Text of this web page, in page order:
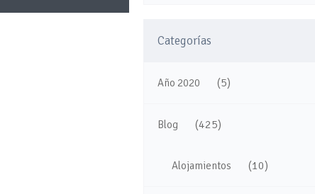
Categorías
Año 2020 (5)
Blog (425)
Alojamientos (10)